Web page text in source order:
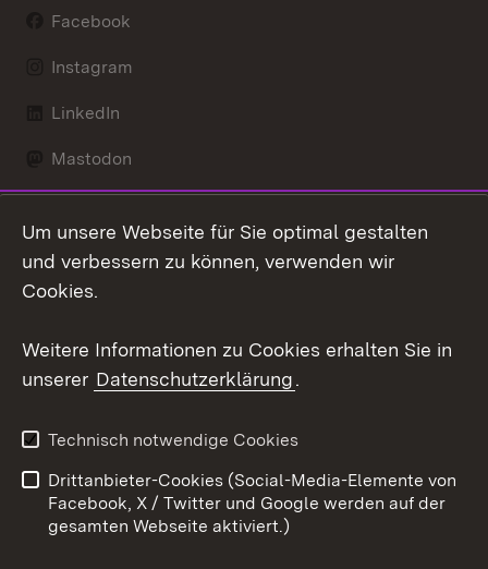
Facebook
Instagram
LinkedIn
Mastodon
X / Twitter
Youtube
Kontakt
Datenschutz
Barrierefreiheit
Impressum Cookies
Um unsere Webseite für Sie optimal gestalten
und verbessern zu können, verwenden wir
Cookies.
Weitere Informationen zu Cookies erhalten Sie in
unserer Datenschutzerklärung.
Technisch notwendige Cookies
Drittanbieter-Cookies (Social-Media-Elemente von
Facebook, X / Twitter und Google werden auf der
gesamten Webseite aktiviert.)